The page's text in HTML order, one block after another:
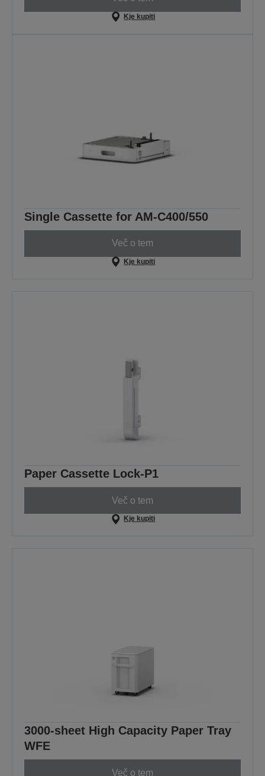
Kje kupiti
Single Cassette for AM-C400/550
Več o tem
Kje kupiti
Paper Cassette Lock-P1
Več o tem
Kje kupiti
3000-sheet High Capacity Paper Tray
WFE
Več o tem